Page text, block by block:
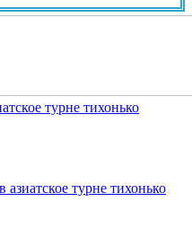
турне тихонько
азиатское турне тихонько